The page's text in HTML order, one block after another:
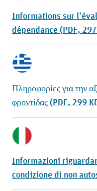
Informations sur
dépendance (PDF,
Πληροφορίες για την
φροντίδας (PDF, 299
Informazioni
condizione di non